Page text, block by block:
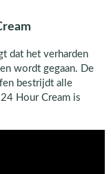
dat het verharden
wordt gegaan. De
bestrijdt alle
Hour Cream is